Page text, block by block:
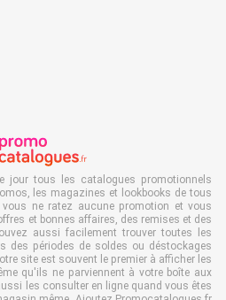
jour tous les catalogues promotionnels
les magazines et lookbooks de tous
ne ratez aucune promotion et vous
et bonnes affaires, des remises et des
aussi facilement trouver toutes les
des périodes de soldes ou déstockages
site est souvent le premier à afficher les
qu'ils ne parviennent à votre boîte aux
les consulter en ligne quand vous êtes